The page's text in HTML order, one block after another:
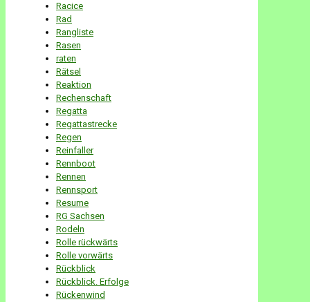
Racice
Rad
Rangliste
Rasen
raten
Rätsel
Reaktion
Rechenschaft
Regatta
Regattastrecke
Regen
Reinfaller
Rennboot
Rennen
Rennsport
Resume
RG Sachsen
Rodeln
Rolle rückwärts
Rolle vorwärts
Rückblick
Rückblick. Erfolge
Rückenwind